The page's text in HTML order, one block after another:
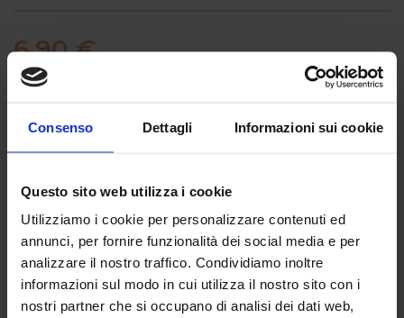
Consenso Dettagli Informazioni sui cookie
Questo sito web utilizza i cookie
Utilizziamo i cookie per personalizzare contenuti ed
annunci, per fornire funzionalità dei social media e per
analizzare il nostro traffico. Condividiamo inoltre
informazioni sul modo in cui utilizza il nostro sito con i
nostri partner che si occupano di analisi dei dati web,
6,90 €
Quantità:
Caratteristiche